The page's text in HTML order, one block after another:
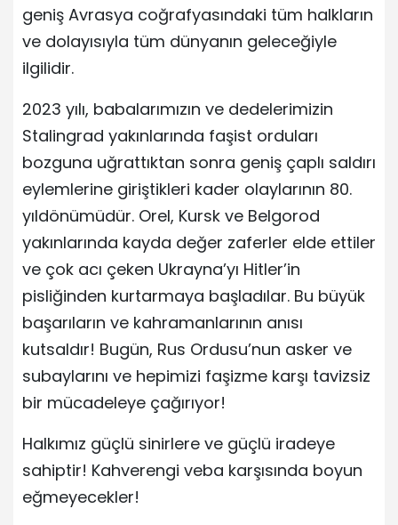
geniş Avrasya coğrafyasındaki tüm halkların
ve dolayısıyla tüm dünyanın geleceğiyle
ilgilidir.
2023 yılı, babalarımızın ve dedelerimizin
Stalingrad yakınlarında faşist orduları
bozguna uğrattıktan sonra geniş çaplı saldırı
eylemlerine giriştikleri kader olaylarının 80.
yıldönümüdür. Orel, Kursk ve Belgorod
yakınlarında kayda değer zaferler elde ettiler
ve çok acı çeken Ukrayna’yı Hitler’in
pisliğinden kurtarmaya başladılar. Bu büyük
başarıların ve kahramanlarının anısı
kutsaldır! Bugün, Rus Ordusu’nun asker ve
subaylarını ve hepimizi faşizme karşı tavizsiz
bir mücadeleye çağırıyor!
Halkımız güçlü sinirlere ve güçlü iradeye
sahiptir! Kahverengi veba karşısında boyun
eğmeyecekler!